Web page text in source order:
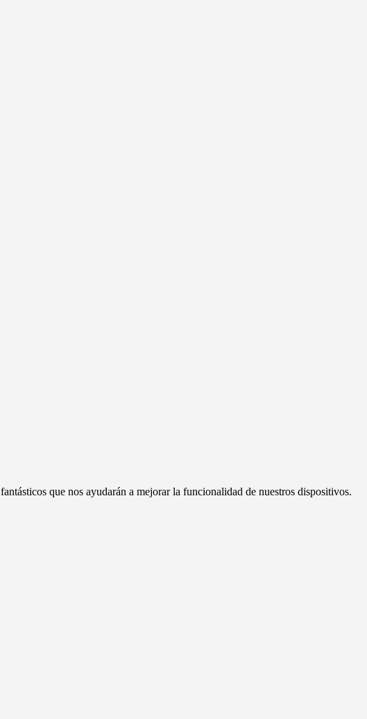
fantásticos que nos ayudarán a mejorar la funcionalidad de nuestros dispositivos.